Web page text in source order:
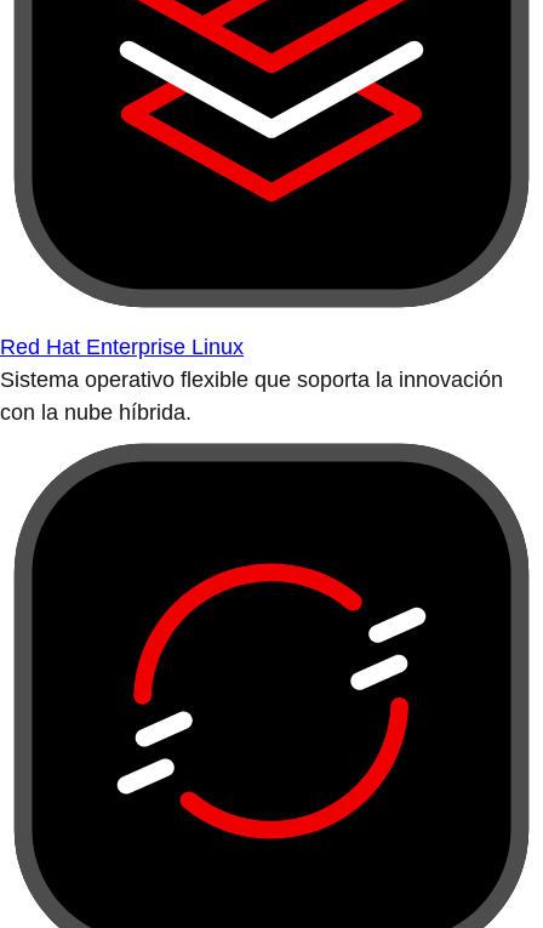
Red Hat Enterprise Linux
Sistema operativo flexible que soporta la innovación
con la nube híbrida.